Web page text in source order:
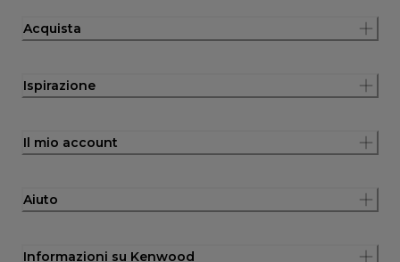
Acquista
Ispirazione
Il mio account
Aiuto
Informazioni su Kenwood